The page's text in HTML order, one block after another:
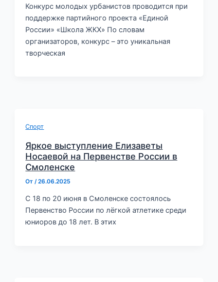
Конкурс молодых урбанистов проводится при
поддержке партийного проекта «Единой
России» «Школа ЖКХ» По словам
организаторов, конкурс – это уникальная
творческая
Спорт
Яркое выступление Елизаветы
Носаевой на Первенстве России в
Смоленске
От/26.06.2025
С 18 по 20 июня в Смоленске состоялось
Первенство России по лёгкой атлетике среди
юниоров до 18 лет. В этих